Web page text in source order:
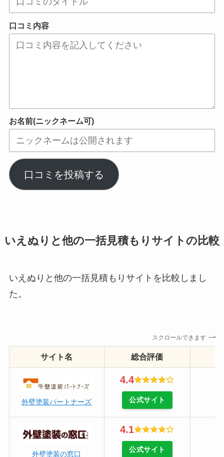
口コミ内容
お名前(ニックネーム可)
口コミを投稿する
いえぬりと他の一括見積もりサイトの比較
いえぬりと他の一括見積もりサイトを比較しまし
た。
スクロールできます
サイト名 総合評価
外壁塗装パートナーズ
4.4
公式サイト
外壁塗装の窓口
4.1
公式サイト